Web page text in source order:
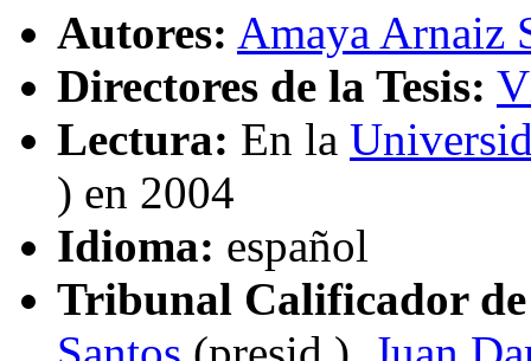
Autores: Amaya Arnaiz
Directores de la Tesis:
Lectura: En la
) en 2004
Idioma: español
Tribunal Calificador de